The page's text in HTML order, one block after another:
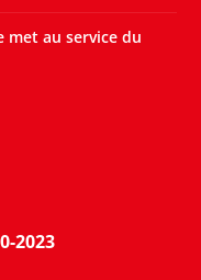
met au service du
2023